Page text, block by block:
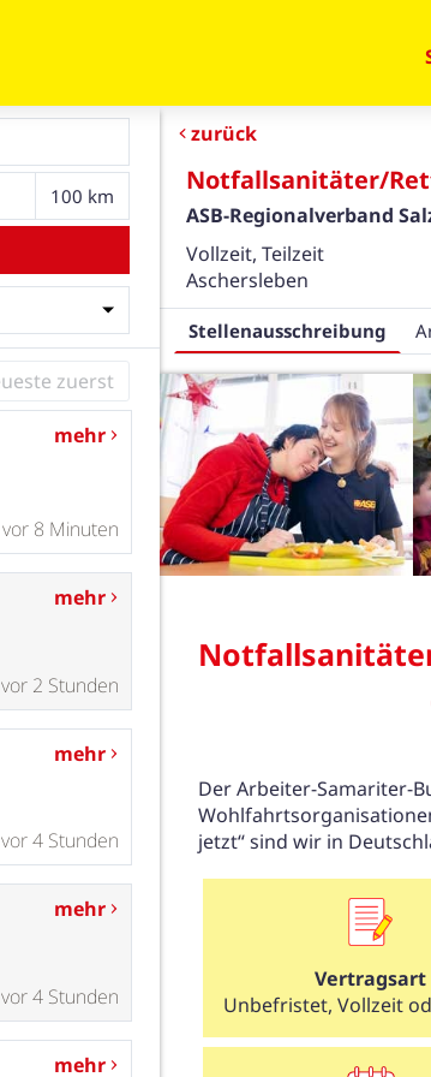
mehr
vor 8 Minuten
mehr
vor 2 Stunden
mehr
vor 4 Stunden
mehr
vor 4 Stunden
mehr
zurück
Notfallsanitäter/
ASB-Regionalverband
Vollzeit, Teilzeit
Aschersleben
Stellenausschreibung